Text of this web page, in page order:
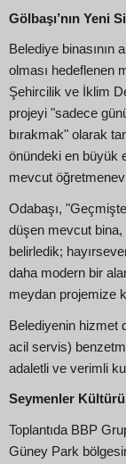
Gölbaşı’nın Yeni
Belediye binasının
olması hedeflenen
Şehircilik ve İklim
projeyi "sadece
bırakmak" olarak
önündeki en büyük
mevcut öğretmenevi
Odabaşı,
düşen mevcut bina,
belirledik;
daha modern bir
meydan projemize
Belediyenin hizmet
acil servis)
adaletli ve verimli
Seymenler
Toplantıda BBP
Güney Park